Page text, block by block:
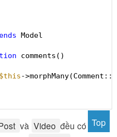
Model
comments()
$this->morphMany(Comment::
và Video đều có mối
Top